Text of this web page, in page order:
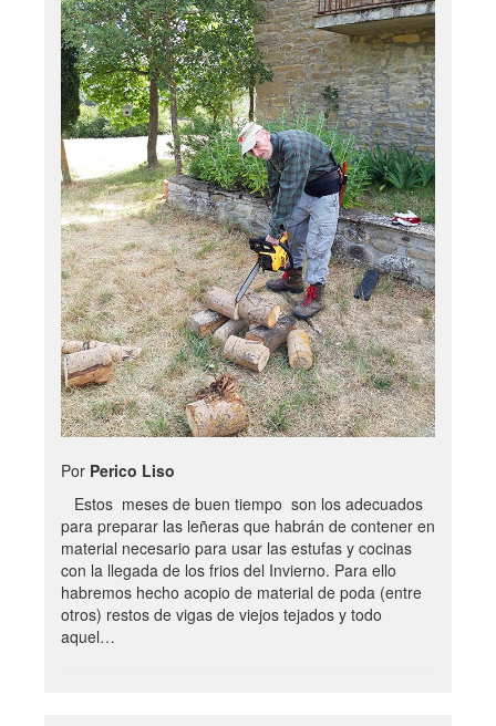
Por Perico Liso
Estos meses de buen tiempo son los adecuados
para preparar las leñeras que habrán de contener en
material necesario para usar las estufas y cocinas
con la llegada de los frios del Invierno. Para ello
habremos hecho acopio de material de poda (entre
otros) restos de vigas de viejos tejados y todo
aquel…